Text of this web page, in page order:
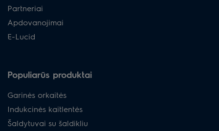
Partneriai
Apdovanojimai
E-Lucid
Populiarūs produktai
Garinės orkaitės
Indukcinės kaitlentės
Šaldytuvai su šaldikliu